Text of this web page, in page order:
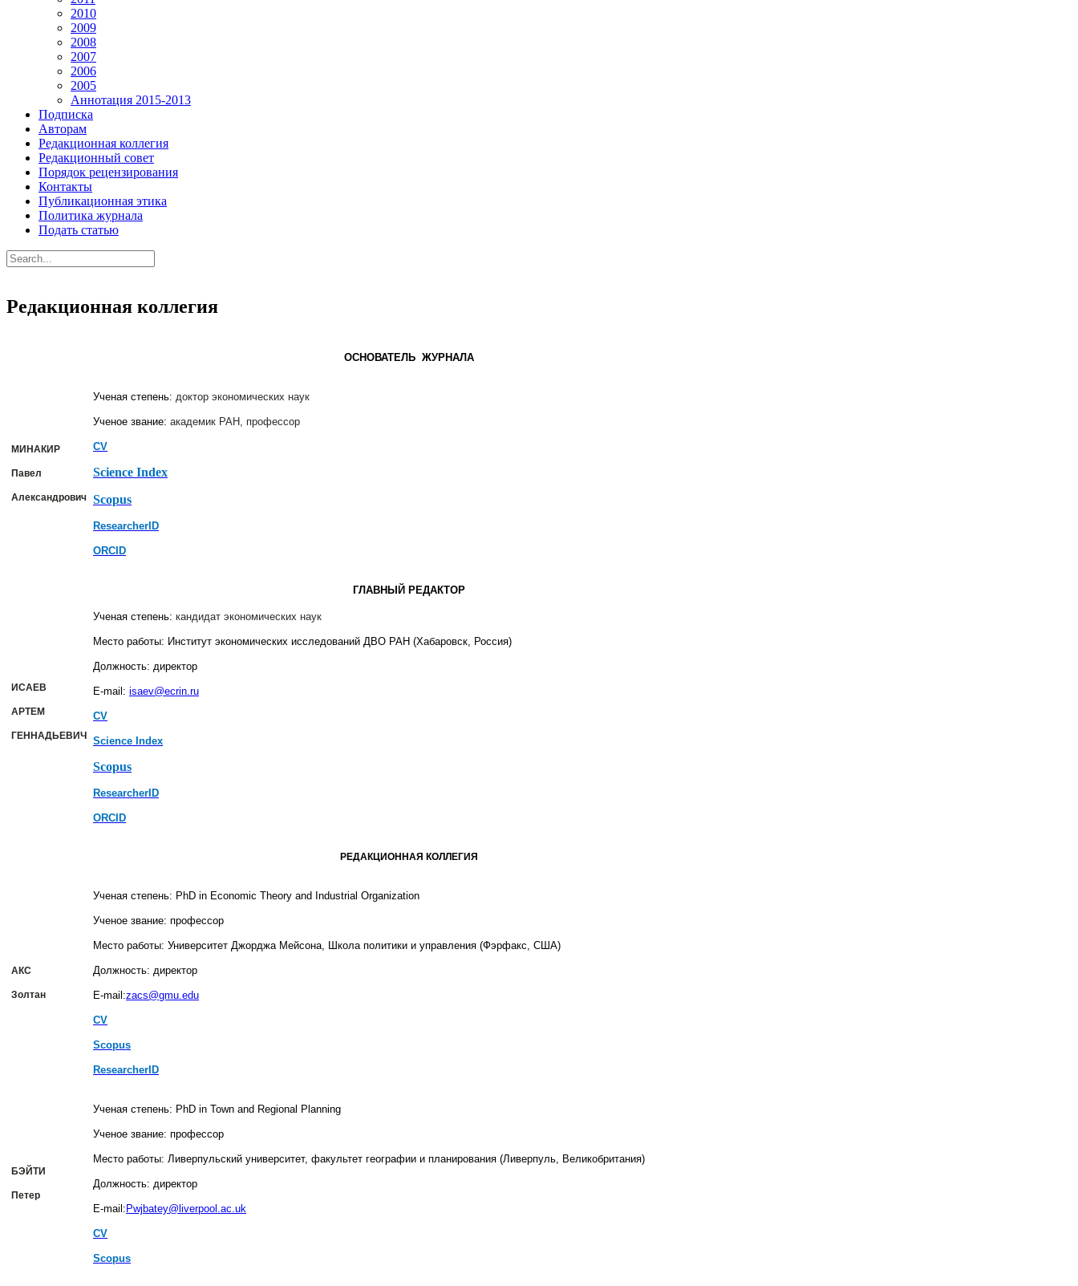
2010
2009
2008
2007
2006
2005
Аннотация 2015-2013
Подписка
Авторам
Редакционная коллегия
Редакционный совет
Порядок рецензирования
Контакты
Публикационная этика
Политика журнала
Подать статью
Редакционная коллегия
ОСНОВАТЕЛЬ ЖУРНАЛА
МИНАКИР
Павел
Александрович
Ученая степень: доктор экономических наук
Ученое звание: академик РАН, профессор
CV
Sсience Index
Scopus
ResearcherID
ORCID
ГЛАВНЫЙ РЕДАКТОР
ИСАЕВ
АРТЕМ
ГЕННАДЬЕВИЧ
Ученая степень: кандидат экономических наук
Место работы: Институт экономических исследований ДВО РАН (Хабаровск, Россия)
Должность: директор
E-mail: isaev@ecrin.ru
CV
Sсience Index
Scopus
ResearcherID
ORCID
РЕДАКЦИОННАЯ КОЛЛЕГИЯ
АКС
Золтан
Ученая степень: PhD in Economic Theory and Industrial Organization
Ученое звание: профессор
Место работы: Университет Джорджа Мейсона, Школа политики и управления (Фэрфакс, США)
Должность: директор
E-mail:zacs@gmu.edu
CV
Scopus
ResearcherID
БЭЙТИ
Петер
Ученая степень: PhD in Town and Regional Planning
Ученое звание: профессор
Место работы: Ливерпульский университет, факультет географии и планирования (Ливерпуль, Великобритания)
Должность: директор
E-mail: Pwjbatey@liverpool.ac.uk
CV
Scopus